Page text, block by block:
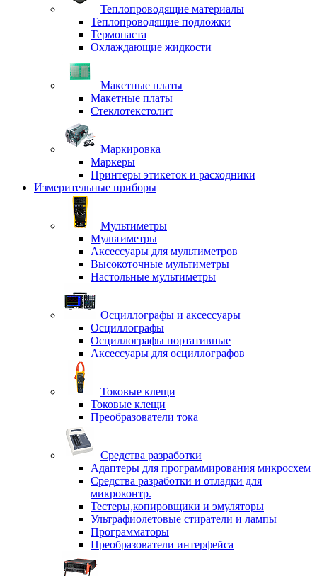
Теплопроводящие материалы
Теплопроводящие подложки
Термопаста
Охлаждающие жидкости
Макетные платы
Макетные платы
Стеклотекстолит
Маркировка
Маркеры
Принтеры этикеток и расходники
Измерительные приборы
Мультиметры
Мультиметры
Аксессуары для мультиметров
Высокоточные мультиметры
Настольные мультиметры
Осциллографы и аксессуары
Осциллографы
Осциллографы портативные
Аксессуары для осциллографов
Токовые клещи
Токовые клещи
Преобразователи тока
Средства разработки
Адаптеры для программирования микросхем
Средства разработки и отладки для
микроконтр.
Тестеры,копировщики и эмуляторы
Ультрафиолетовые стиратели и лампы
Программаторы
Преобразователи интерфейса